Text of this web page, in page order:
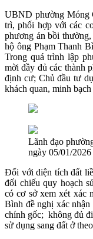
UBND phường Móng
trì, phối hợp với các
phương án bồi
hộ ông Phạm Thanh
Trong quá trình lập
mời đầy đủ các thành
định cư; Chủ đầu tư
khách quan, minh
Lãnh đạo
ngày 05/01/2026
Đối với diện tích đất
đối chiếu quy hoạch
có cơ sở xem xét xác
Bình đề nghị xác
chính gốc; không đủ
sử dụng sang đất ở